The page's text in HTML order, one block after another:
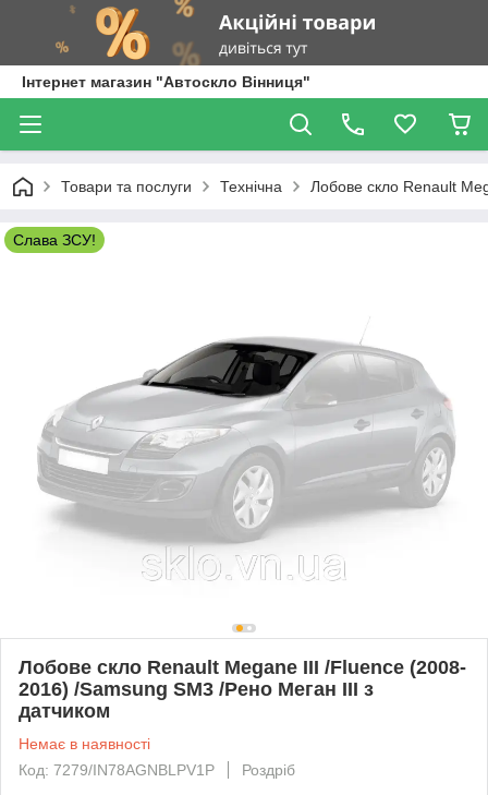
Інтернет магазин "Автоскло Вінниця"
Товари та послуги Технічна Лобове скло Renault
Слава ЗСУ!
Лобове скло Renault Megane III /Fluence (2008-
2016) /Samsung SM3 /Рено Меган III з
датчиком
Немає в наявності
Код: 7279/IN78AGNBLPV1P
Роздріб